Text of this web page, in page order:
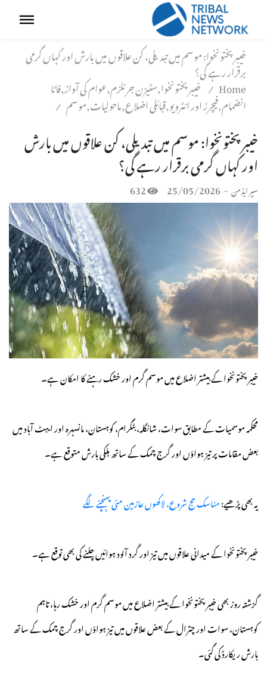
خیبرپختونخوا: موسم میں تبدیلی، کن علاقوں میں بارش اور کہاں گرمی
برقرار رہے گی؟
Home
/ خیبر پختونخوا,سٹیزن جرنلزم,عوام کی آواز,فاٹا
انضمام,فیچرز اور انٹرویو,قبائلی اضلاع,ماحولیات,موسم /
خیبرپختونخوا: موسم میں تبدیلی، کن علاقوں میں بارش
اور کہاں گرمی برقرار رہے گی؟
سپر ایڈمن -
25/05/2026
خیبرپختونخوا کے بیشتر اضلاع میں موسم گرم اور خشک رہنے کا امکان ہے۔
محکمہ موسمیات کے مطابق سوات، شانگلہ، بٹگرام، کوہستان، مانسہرہ اور ایبٹ آباد میں
بعض مقامات پر تیز ہواؤں اور گرج چمک کے ساتھ ہلکی بارش متوقع ہے۔
یہ بھی پڑھیے:مناسک حج شروع، لاکھوں عازمین منیٰ پہنچنے لگے
خیبرپختونخوا کے میدانی علاقوں میں تیز اور گرد آلود ہوائیں چلنے کی بھی توقع ہے۔
گزشتہ روز بھی خیبرپختونخوا کے بیشتر اضلاع میں موسم گرم اور خشک رہا، تاہم
کوہستان، سوات اور چترال کے بعض علاقوں میں تیز ہواؤں اور گرج چمک کے ساتھ
بارش ریکارڈ کی گئی۔